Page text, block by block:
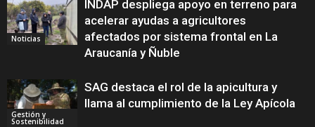
Noticias
INDAP despliega apoyo en terreno para
acelerar ayudas a agricultores
afectados por sistema frontal en La
Araucanía y Ñuble
Gestión y
Sostenibilidad
SAG destaca el rol de la apicultura y
llama al cumplimiento de la Ley Apícola